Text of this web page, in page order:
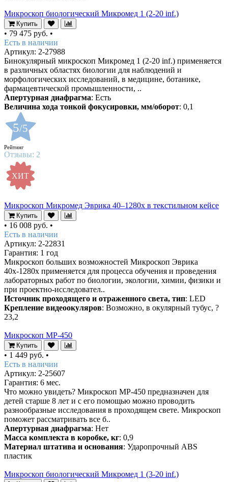
Микроскоп биологический Микромед 1 (2-20 inf.)
Купить
• 79 475 руб. •
Есть в наличии
Артикул: 2-27988
Бинокулярный микроскоп Микромед 1 (2-20 inf.) применяется
в различных областях биологии для наблюдений и
морфологических исследований, в медицине, ботанике,
фармацевтической промышленности, ..
Апертурная диафрагма: Есть
Величина хода тонкой фокусировки, мм/оборот: 0,1
5/5
Рейтинг
Отзывы: 2
ХИТ
Микроскоп Микромед Эврика 40–1280х в текстильном кейсе
Купить
• 16 008 руб. •
Есть в наличии
Артикул: 2-22831
Гарантия: 1 год
Микроскоп больших возможностей Микроскоп Эврика
40х-1280х применяется для процесса обучения и проведения
лабораторных работ по биологии, экологии, химии, физики и
при проектно-исследовател..
Источник проходящего и отраженного света, тип: LED
Крепление видеоокуляров: Возможно, в окулярный тубус, ?
23,2
Микроскоп MP-450
Купить
• 1 449 руб. •
Есть в наличии
Артикул: 2-25607
Гарантия: 6 мес.
Что можно увидеть? Микроскоп MP-450 предназначен для
детей старше 8 лет и с его помощью можно проводить
разнообразные исследования в проходящем свете. Микроскоп
поможет рассматривать все б..
Апертурная диафрагма: Нет
Масса комплекта в коробке, кг: 0,9
Материал штатива и основания: Ударопрочный ABS
пластик
Микроскоп биологический Микромед 1 (3-20 inf.)